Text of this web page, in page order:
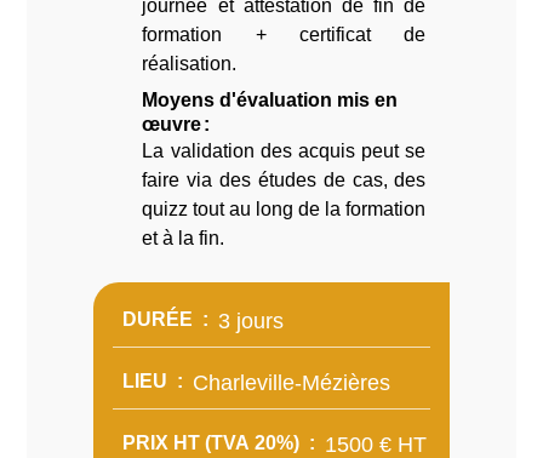
journée et attestation de fin de
formation + certificat de
réalisation.
Moyens d'évaluation mis en
œuvre
La validation des acquis peut se
faire via des études de cas, des
quizz tout au long de la formation
et à la fin.
DURÉE 3 jours
LIEU Charleville-Mézières
PRIX HT (TVA 20%) 1500 € HT